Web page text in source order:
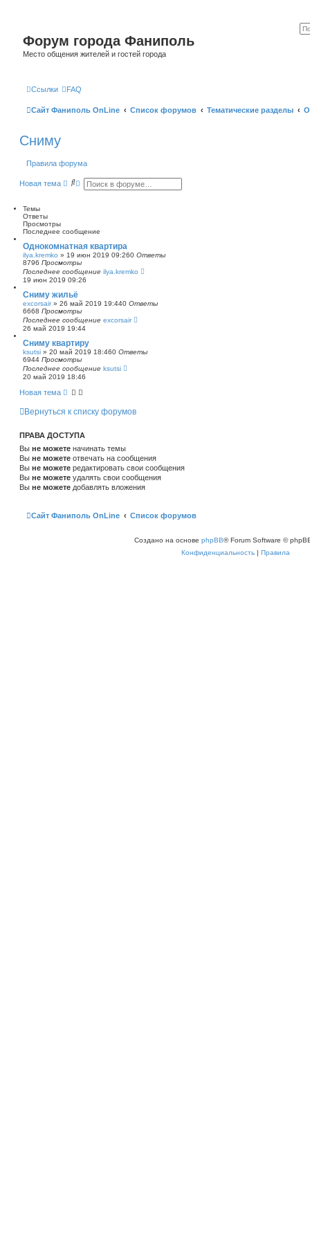
Форум города Фаниполь
Место общения жителей и гостей города
Ссылки FAQ
Сайт Фаниполь OnLine Список форумов Тематические разделы
Сниму
Правила форума
Новая тема
П Р
е
н
ы
й
п
о
к
Темы
Ответы
Просмотры
Последнее сообщение
Однокомнатная квартира
ilya.kremko » 19 июн 2019 09:260 Ответы
8796 Просмотры
Последнее сообщение ilya.kremko
19 июн 2019 09:26
Сниму жильё
excorsair» 26 май 2019 19:440 Ответы
6668 Просмотры
Последнее сообщение excorsair
26 май 2019 19:44
Сниму квартиру
ksutsi » 20 май 2019 18:460 Ответы
6944 Просмотры
Последнее сообщение ksutsi
20 май 2019 18:46
Новая тема
Вернуться к списку форумов
ПРАВА ДОСТУПА
Вы не можете начинать темы
Вы не можете отвечать на сообщения
Вы не можете редактировать свои сообщения
Вы не можете удалять свои сообщения
Вы не можете добавлять вложения
Сайт Фаниполь OnLine Список форумов
Создано на основе phpBB® Forum Software ©
Конфиденциальность | Правила